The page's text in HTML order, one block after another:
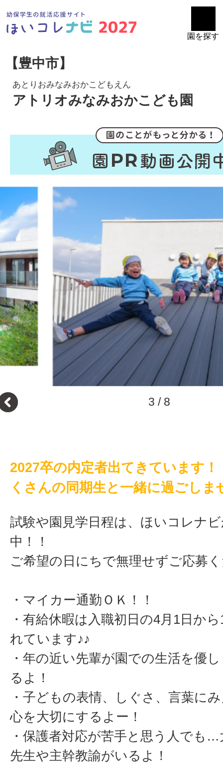
園を探す
【豊中市】
あとりおみなみおかこどもえん
アトリオみなみおかこども園
3 / 8
2027卒の内定者出てきています
くさんの同期生と一緒に過ごしま
試験や園見学日程は、ほいコレナ
中！！
ご希望の日にちで無理せずご応募
・マイカー通勤ＯＫ！！
・有給休暇は入職初日の4月1日か
れています♪♪
・年の近い先輩が園での生活を優
るよ！
・子どもの表情、しぐさ、言葉に
心を大切にするよー！
・保護者対応が苦手と思う人でも
先生や主幹教諭がいるよ！